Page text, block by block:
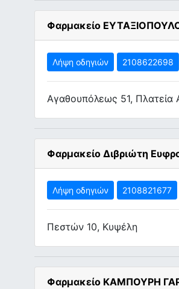
Φαρμακείο
Λήψη οδηγιών 2108622698
Αγαθουπόλεως 51, Πλατεία
Φαρμακείο Διβριώτη
Λήψη οδηγιών 2108821677
Πεστών 10, Κυψέλη
Φαρμακείο ΚΑΜΠΟΥΡΗ